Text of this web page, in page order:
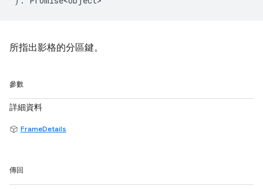
所指出影格的分區鍵。
參數
詳細資料
FrameDetails
傳回